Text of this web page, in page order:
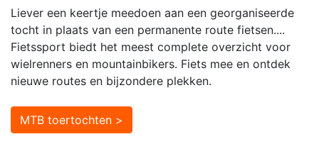
Liever een keertje meedoen aan een georganiseerde
tocht in plaats van een permanente route fietsen....
Fietssport biedt het meest complete overzicht voor
wielrenners en mountainbikers. Fiets mee en ontdek
nieuwe routes en bijzondere plekken.
MTB toertochten >